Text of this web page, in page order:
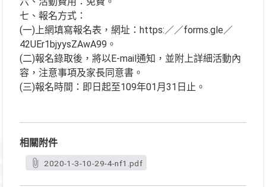
七、報名方式：
(一)上網填寫報名表，網址：https:／／forms.gle／
42UEr1bjyysZAwA99。
(二)報名錄取後，將以E-mail通知，並附上詳細活動內
容，注意事項及家長同意書。
(三)報名時間：即日起至109年01月31日止。
相關附件
2020-1-3-10-29-4-nf1.pdf